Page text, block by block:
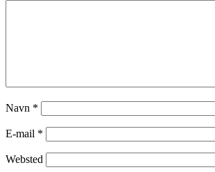
Navn *
E-mail *
Websted